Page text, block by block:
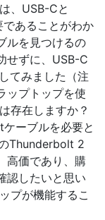
、USB-Cと
あることがわか
ルを見つけるの
せずに、USB-C
てみました（注
ップトップを使
存在しますか？
ーブルを必要と
Thunderbolt 2
高価であり、購
認したいと思い
プが機能するこ